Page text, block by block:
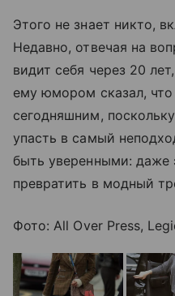
Этого не знает никто,
Недавно, отвечая на
видит себя через 20
ему юмором сказал,
сегодняшним,
упасть в самый
быть уверенными: даже
превратить в модный
Фото: All Over Press,